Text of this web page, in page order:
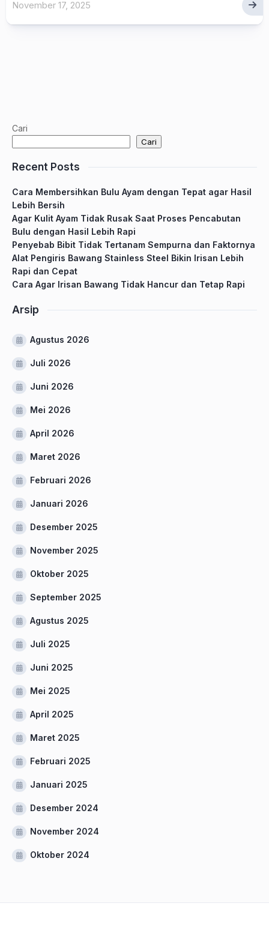
November 17, 2025
Cari
Cari
Recent Posts
Cara Membersihkan Bulu Ayam dengan Tepat agar Hasil
Lebih Bersih
Agar Kulit Ayam Tidak Rusak Saat Proses Pencabutan
Bulu dengan Hasil Lebih Rapi
Penyebab Bibit Tidak Tertanam Sempurna dan Faktornya
Alat Pengiris Bawang Stainless Steel Bikin Irisan Lebih
Rapi dan Cepat
Cara Agar Irisan Bawang Tidak Hancur dan Tetap Rapi
Arsip
Agustus 2026
Juli 2026
Juni 2026
Mei 2026
April 2026
Maret 2026
Februari 2026
Januari 2026
Desember 2025
November 2025
Oktober 2025
September 2025
Agustus 2025
Juli 2025
Juni 2025
Mei 2025
April 2025
Maret 2025
Februari 2025
Januari 2025
Desember 2024
November 2024
Oktober 2024